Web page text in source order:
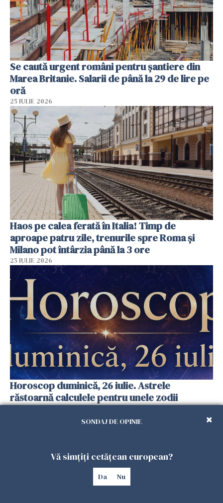
Se caută urgent români pentru șantiere din
Marea Britanie. Salarii de până la 29 de lire pe
oră
25 IULIE 2026
Haos pe calea ferată în Italia! Timp de
aproape patru zile, trenurile spre Roma și
Milano pot întârzia până la 3 ore
25 IULIE 2026
Horoscop duminică, 26 iulie. Astrele
răstoarnă calculele pentru unele zodii
SONDAJ DE OPINIE
Vă simțiți cetățean european?
Da Nu